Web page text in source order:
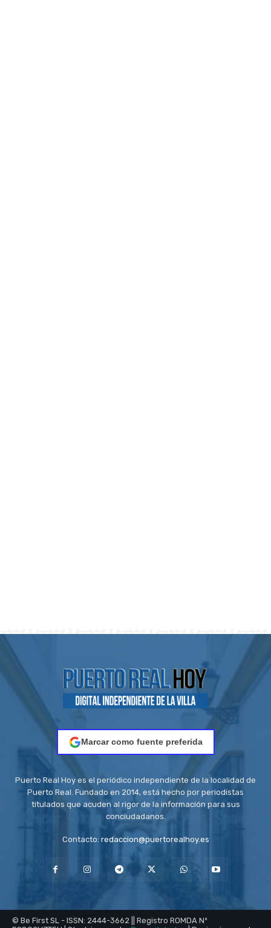
Marcar como fuente preferida
Puerto Real Hoy es el periódico independiente de la localidad de
Puerto Real. Fundado en 2014, está hecho por periodistas
titulados que acuden al rigor de la información para sus
conciudadanos.
Contacto: redaccion@puertorealhoy.es
© Be First SL - ISSN: 2444-3662 || Registro ROMDA Nº